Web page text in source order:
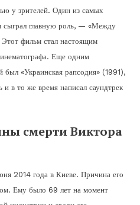
у зрителей. Один из самых
сыграл главную роль, — «Между
фильм стал настоящим
Еще одним
«Украинская рапсодия» (1991),
и в то же время написал саундтрек
смерти Виктора
2014 года в Киеве. Причина его
Ему было 69 лет на момент